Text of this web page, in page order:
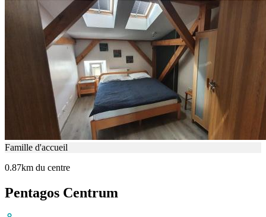
Famille d'accueil
0.87km du centre
Pentagos Centrum